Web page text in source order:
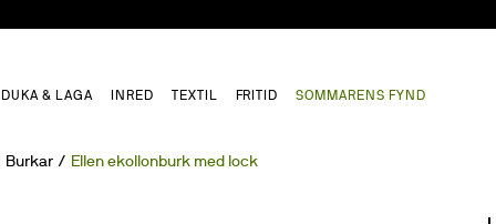
DUKA & LAGA INRED TEXTIL FRITID SOMMARENS FYND
Burkar Ellen ekollonburk med lock